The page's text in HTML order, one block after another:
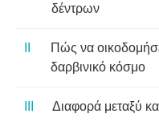
δέντρων
Πώς να
δαρβινικό κόσμο
Διαφορά μεταξύ